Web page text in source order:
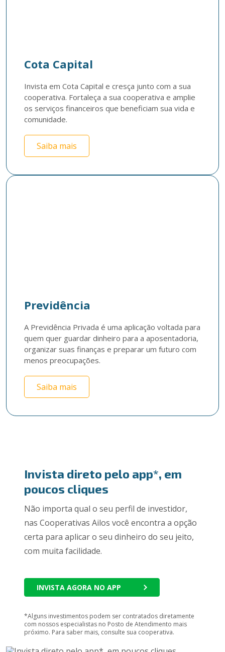
Cota Capital
Invista em Cota Capital e cresça junto com a sua
cooperativa. Fortaleça a sua cooperativa e amplie
os serviços financeiros que beneficiam sua vida e
comunidade.
Saiba mais
Previdência
A Previdência Privada é uma aplicação voltada para
quem quer guardar dinheiro para a aposentadoria,
organizar suas finanças e preparar um futuro com
menos preocupações.
Saiba mais
Invista direto pelo app*, em
poucos cliques
Não importa qual o seu perfil de investidor,
nas Cooperativas Ailos você encontra a opção
certa para aplicar o seu dinheiro do seu jeito,
com muita facilidade.
INVISTA AGORA NO APP
*Alguns investimentos podem ser contratados diretamente
com nossos especialistas no Posto de Atendimento mais
próximo. Para saber mais, consulte sua cooperativa.